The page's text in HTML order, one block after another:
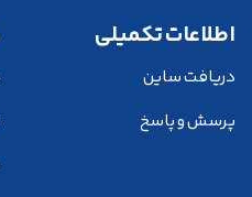
اطلاعات تکمیلی
دریافت ساین
پرسش و پاسخ